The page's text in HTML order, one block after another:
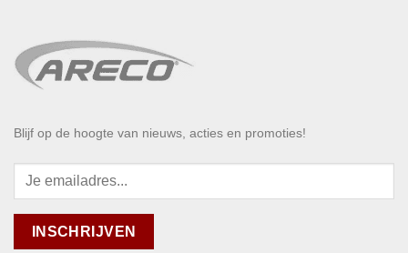
Blijf op de hoogte van nieuws, acties en promoties!